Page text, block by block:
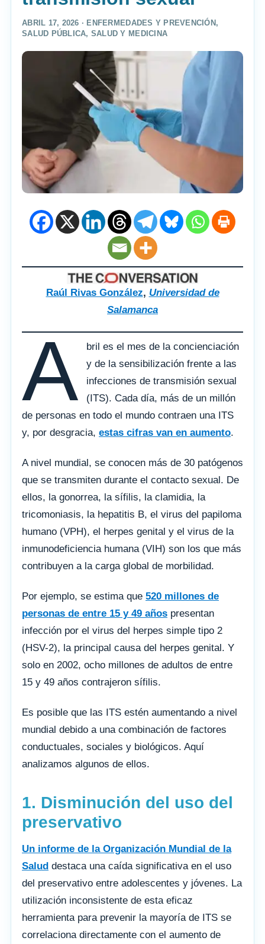
ABRIL 17, 2026 · ENFERMEDADES Y PREVENCIÓN ,
SALUD PÚBLICA, SALUD Y MEDICINA
Raúl Rivas González, Universidad de
Salamanca
A
bril es el mes de la concienciación
y de la sensibilización frente a las
infecciones de transmisión sexual
(ITS). Cada día, más de un millón
de personas en todo el mundo contraen una ITS
y, por desgracia, estas cifras van en aumento.
A nivel mundial, se conocen más de 30 patógenos
que se transmiten durante el contacto sexual. De
ellos, la gonorrea, la sífilis, la clamidia, la
tricomoniasis, la hepatitis B, el virus del papiloma
humano (VPH), el herpes genital y el virus de la
inmunodeficiencia humana (VIH) son los que más
contribuyen a la carga global de morbilidad.
Por ejemplo, se estima que 520 millones de
personas de entre 15 y 49 años presentan
infección por el virus del herpes simple tipo 2
(HSV-2), la principal causa del herpes genital. Y
solo en 2002, ocho millones de adultos de entre
15 y 49 años contrajeron sífilis.
Es posible que las ITS estén aumentando a nivel
mundial debido a una combinación de factores
conductuales, sociales y biológicos. Aquí
analizamos algunos de ellos.
1. Disminución del uso del
preservativo
Un informe de la Organización Mundial de la
Salud destaca una caída significativa en el uso
del preservativo entre adolescentes y jóvenes. La
utilización inconsistente de esta eficaz
herramienta para prevenir la mayoría de ITS se
correlaciona directamente con el aumento de